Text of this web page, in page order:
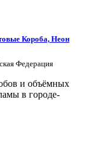
Короба, Неон
Федерация
и объёмных
в городе-